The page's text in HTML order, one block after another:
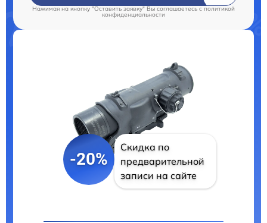
Нажимая на кнопку "Оставить заявку" Вы соглашаетесь c политикой
конфиденциальности
-20%
Скидка по
предварительной
записи на сайте